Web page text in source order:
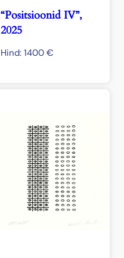
“Positsioonid IV”,
2025
Hind:1400€